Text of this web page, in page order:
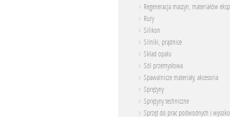
Regeneracja maszyn, materiałów
Rury
Silikon
Silniki, prądnice
Skład opału
Sól przemysłowa
Spawalnicze materiały, akcesoria
Sprężyny
Sprężyny techniczne
Sprzęt do prac podwodnych i